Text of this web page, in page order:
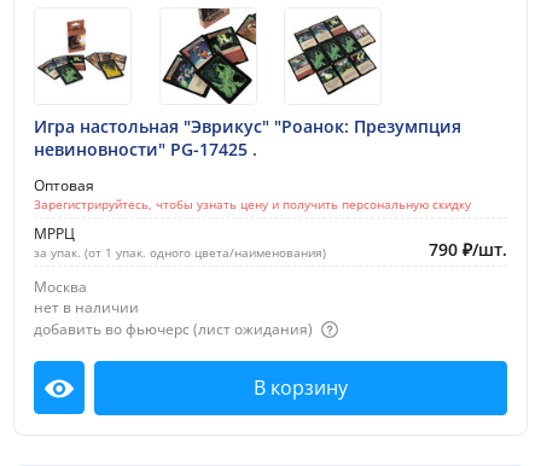
Игра настольная "Эврикус" "Роанок: Презумпция
невиновности" PG-17425 .
Оптовая
Зарегистрируйтесь, чтобы узнать цену и получить персональную скидку
МРРЦ
за упак. (от 1 упак. одного цвета/наименования) 790 ₽/шт.
Москва
нет в наличии
добавить во фьючерс (лист ожидания)
Посмотреть В корзину